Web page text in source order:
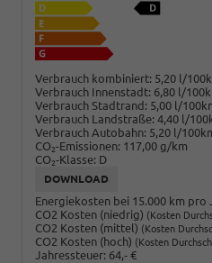
Verbrauch kombiniert: 5,20 l/
Verbrauch Innenstadt: 6,80 l/
Verbrauch Stadtrand: 5,00 l/
Verbrauch Landstraße: 4,40 l/
Verbrauch Autobahn: 5,20 l/
CO2-Emissionen: 117,00 g/km
CO2-Klasse: D
DOWNLOAD
Energiekosten bei 15.000 km pro
CO2 Kosten (niedrig) (Kosten
CO2 Kosten (mittel) (Kosten
CO2 Kosten (hoch) (Kosten
Jahressteuer: 64,- €